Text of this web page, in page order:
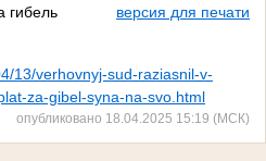
гибель
версия для печати
13/verhovnyj-sud-raziasnil-v-
za-gibel-syna-na-svo.html
опубликовано 18.04.2025 15:19 (МСК)